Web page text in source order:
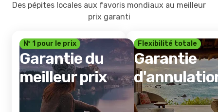
Des pépites locales aux favoris mondiaux au meilleur
prix garanti
Nº 1 pour le prix
Garantie du
meilleur prix
Flexibilité totale
Garantie